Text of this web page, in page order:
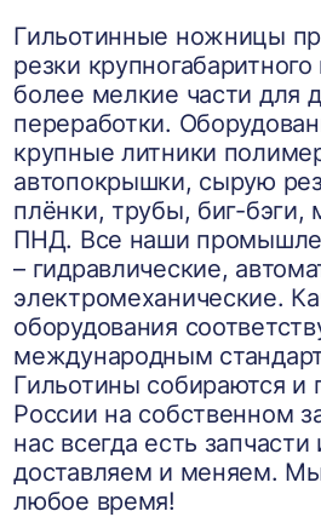
Гильотинные ножницы
резки
более мелкие части для
переработки.
крупные литники
автопокрышки, сырую
плёнки, трубы, биг-бэги,
ПНД. Все наши
– гидравлические,
электромеханические.
оборудования
международным
Гильотины собираются и
России на собственном
нас всегда есть
доставляем и меняем.
любое время!